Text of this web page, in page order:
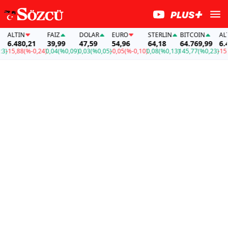
ALTIN
6.480,21
(%-0,24)
FAİZ
39,99
0,04(%0,09)
DOLAR
47,59
0,03(%0,05)
EURO
54,96
-0,05(%-0,10)
STERLIN
64,18
0,08(%0,13)
BITCOIN
64.769,99
145,77(%0,23)-15,88